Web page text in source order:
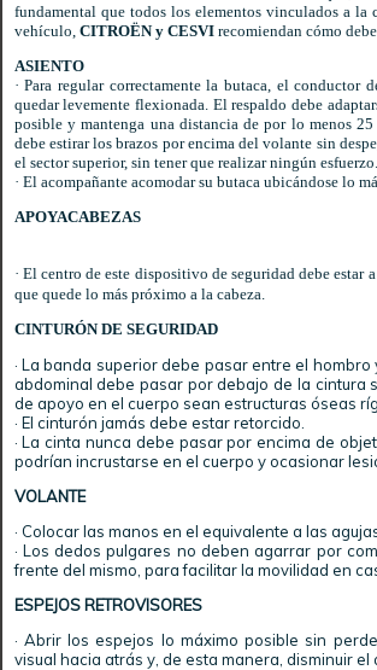
fundamental que todos los elementos vinculados a la
vehículo, CITROËN y CESVIrecomiendan cómo
ASIENTO
· Para regular correctamente la butaca, el
quedar levemente flexionada. El respaldo debe
posible y mantenga una distancia de por lo menos
debe estirar los brazos por encima del volante sin
el sector superior, sin tener que realizar ningún esfuerzo.
· El acompañante acomodar su butaca ubicándose lo
APOYACABEZAS
· El centro de este dispositivo de seguridad debe
que quede lo más próximo a la cabeza.
CINTURÓN DE SEGURIDAD
· La banda superior debe pasar entre el
abdominal debe pasar por debajo de la cintura
de apoyo en el cuerpo sean estructuras óseas
· El cinturón jamás debe estar retorcido.
· La cinta nunca debe pasar por encima de
podrían incrustarse en el cuerpo y ocasionar
VOLANTE
· Colocar las manos en el equivalente a las
· Los dedos pulgares no deben agarrar por
frente del mismo, para facilitar la movilidad en
ESPEJOS RETROVISORES
· Abrir los espejos lo máximo posible sin
visual hacia atrás y, de esta manera, disminuir el